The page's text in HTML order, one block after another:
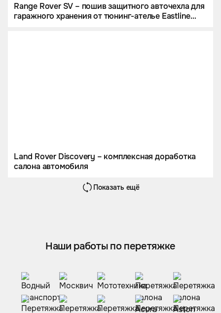
Range Rover SV – пошив защитного авточехла для
гаражного хранения от тюнинг-ателье Eastline
Land Rover Discovery – комплексная доработка
салона автомобиля
Показать ещё
Наши работы по перетяжке